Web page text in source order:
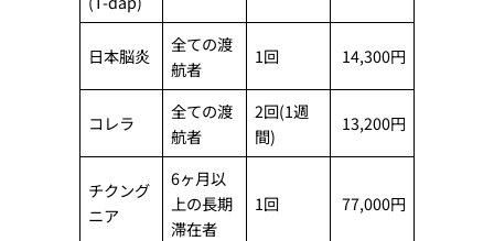
日本脳炎
全ての渡
航者
1回 14,300円
コレラ
全ての渡
航者
2回(1週
間)
13,200円
チクング
ニア
6ヶ月以
上の長期
滞在者
1回 77,000円